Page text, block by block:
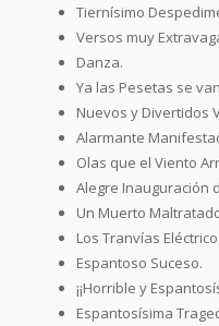
Tiernísimo
Versos muy
Danza.
Ya las Pesetas se
Nuevos y Divertidos
Alarmante
Olas que el Viento
Alegre Inauguración
Un Muerto
Los Tranvías
Espantoso Suceso.
¡¡Horrible y
Espantosísima